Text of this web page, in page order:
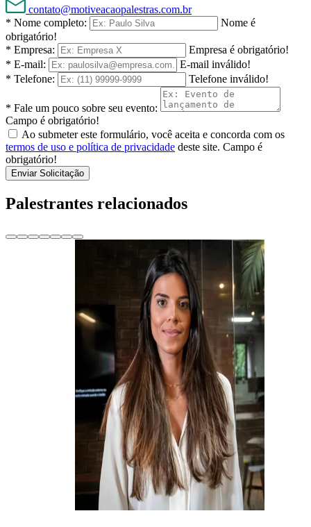
contato@motiveacaopalestras.com.br
* Nome completo:
Nome é
obrigatório!
* Empresa:
Empresa é obrigatório!
* E-mail:
E-mail inválido!
* Telefone:
Telefone inválido!
* Fale um pouco sobre seu evento:
Campo é obrigatório!
Ao submeter este formulário, você aceita e concorda com os
termos de uso e política de privacidade deste site. Campo é
obrigatório!
Enviar Solicitação
Palestrantes relacionados